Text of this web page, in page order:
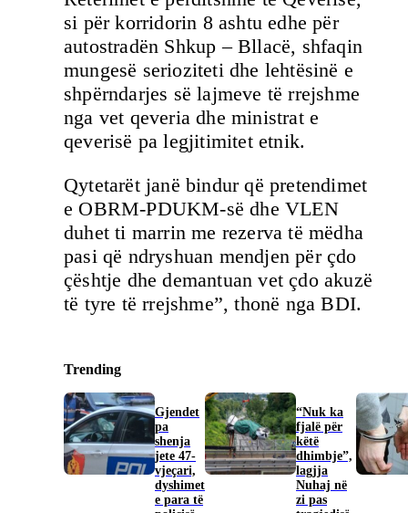
si për korridorin 8 ashtu edhe për
autostradën Shkup – Bllacë, shfaqin
mungesë serioziteti dhe lehtësinë e
shpërndarjes së lajmeve të rrejshme
nga vet qeveria dhe ministrat e
qeverisë pa legjitimitet etnik.
Qytetarët janë bindur që pretendimet
e OBRM-PDUKM-së dhe VLEN
duhet ti marrin me rezerva të mëdha
pasi që ndryshuan mendjen për çdo
çështje dhe demantuan vet çdo akuzë
të tyre të rrejshme”, thonë nga BDI.
Trending
Gjendet
pa
shenja
jete 47-
vjeçari,
dyshimet
e para të
“Nuk ka
fjalë për
këtë
dhimbje”,
lagjja
Nuhaj në
zi pas